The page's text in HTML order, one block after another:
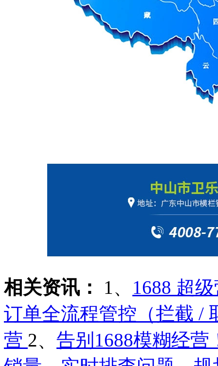
相关资讯： 1、 1688 超
订单全流程管控（拦截 /
营 2、 告别1688模糊经